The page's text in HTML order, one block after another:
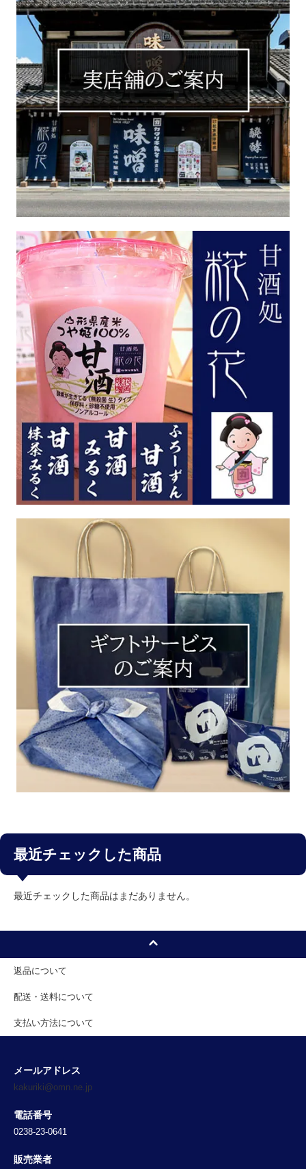
最近チェックした商品
最近チェックした商品はまだありません。
返品について
配送・送料について
支払い方法について
メールアドレス
kakuriki@omn.ne.jp
電話番号
0238-23-0641
販売業者